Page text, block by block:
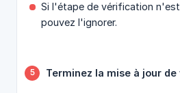
Si l'étape de vérification
pouvez l'ignorer.
Terminez la mise à jour